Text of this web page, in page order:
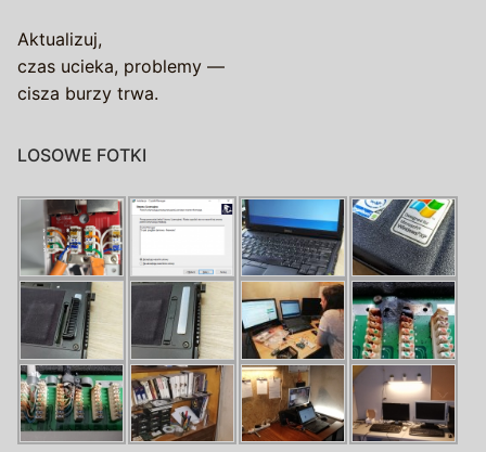
Aktualizuj,
czas ucieka, problemy —
cisza burzy trwa.
LOSOWE FOTKI